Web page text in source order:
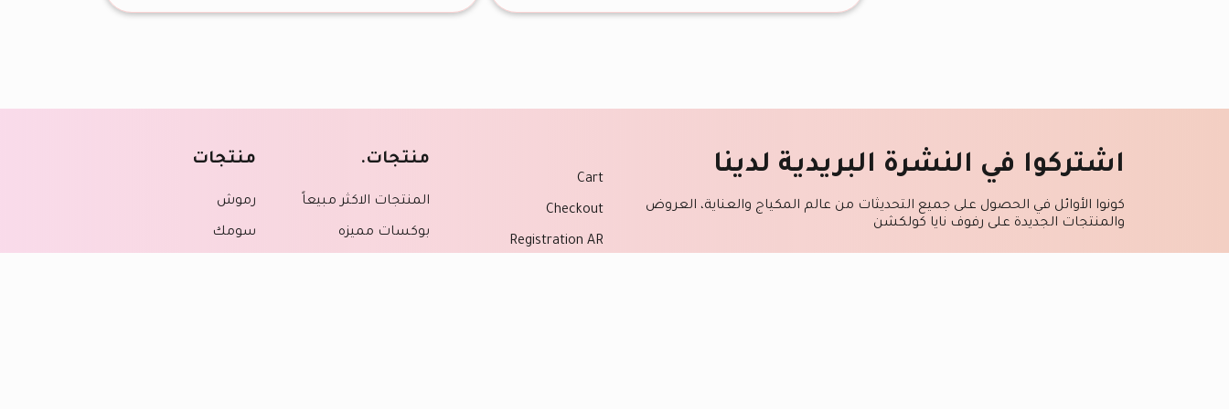
اشتركوا في النشرة البريدية لدينا
كونوا الأوائل في الحصول على جميع التحديثات من عالم المكياج والعناية، العروض
والمنتجات الجديدة على رفوف نايا كولكشن
منتجات.
المنتجات الاكثر مبيعاً
بوكسات مميزه
منتجات
رموش
سومك
Cart
Checkout
Registration AR